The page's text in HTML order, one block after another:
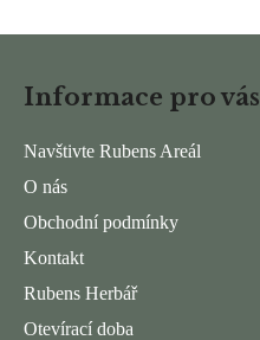
Informace pro vás
Navštivte Rubens Areál
O nás
Obchodní podmínky
Kontakt
Rubens Herbář
Otevírací doba